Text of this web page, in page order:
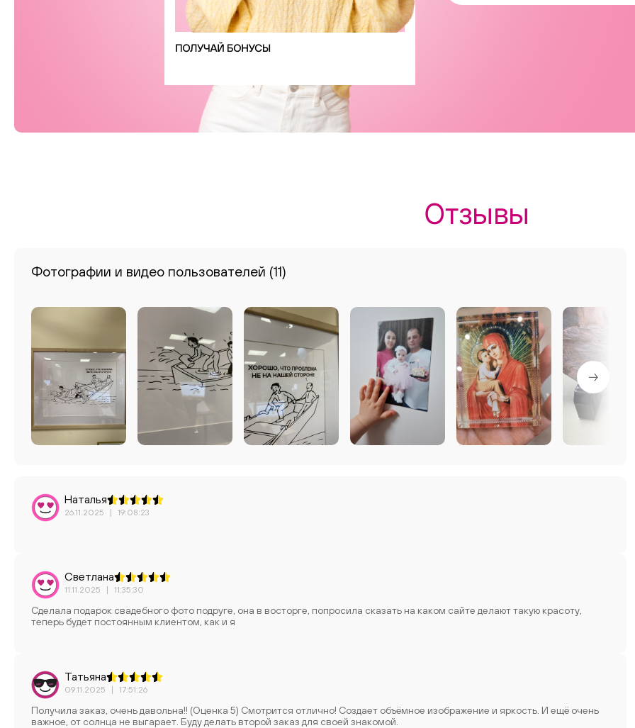
Отзывы
Фотографии и видео пользователей (11)
Наталья
26.11.2025 19:08:23
Светлана
11.11.2025 11:35:30
Сделала подарок свадебного фото подруге, она в восторге, попросила сказать на каком сайте делают такую красоту,
теперь будет постоянным клиентом, как и я
Татьяна
09.11.2025 17:51:26
Получила заказ, очень давольна!! (Оценка 5) Смотрится отлично! Создает объёмное изображение и яркость. И ещё очень
важное, от солнца не выгарает. Буду делать второй заказ для своей знакомой.